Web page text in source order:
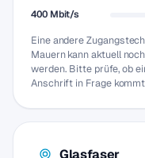
400 Mbit/s
Eine andere
Mauern kann aktuell
werden. Bitte prüfe, ob
Anschrift in Frage
Glasfaser